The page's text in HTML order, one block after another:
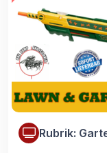
Rubrik: